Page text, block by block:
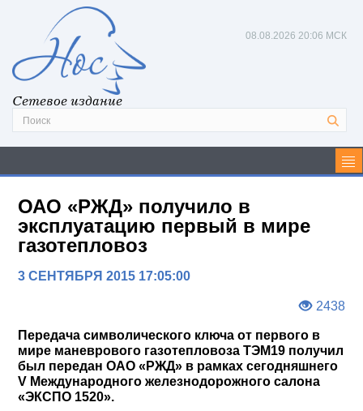
Сетевое издание
08.08.2026 20:06 МСК
ОАО «РЖД» получило в
эксплуатацию первый в мире
газотепловоз
3 СЕНТЯБРЯ 2015 17:05:00
2438
Передача символического ключа от первого в
мире маневрового газотепловоза ТЭМ19 получил
был передан ОАО «РЖД» в рамках сегодняшнего
V Международного железнодорожного салона
«ЭКСПО 1520».